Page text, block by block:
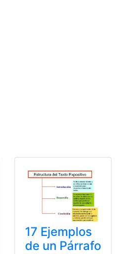
17 Ejemplos
de un Párrafo